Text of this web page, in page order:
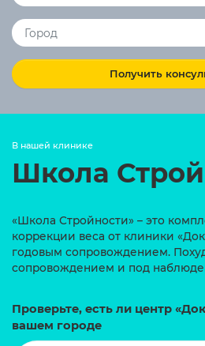
Получить
В нашей клинике
Школа
«Школа Стройности» – это
коррекции веса от клиники
годовым сопровождением.
сопровождением и под
Проверьте, есть ли центр
вашем городе